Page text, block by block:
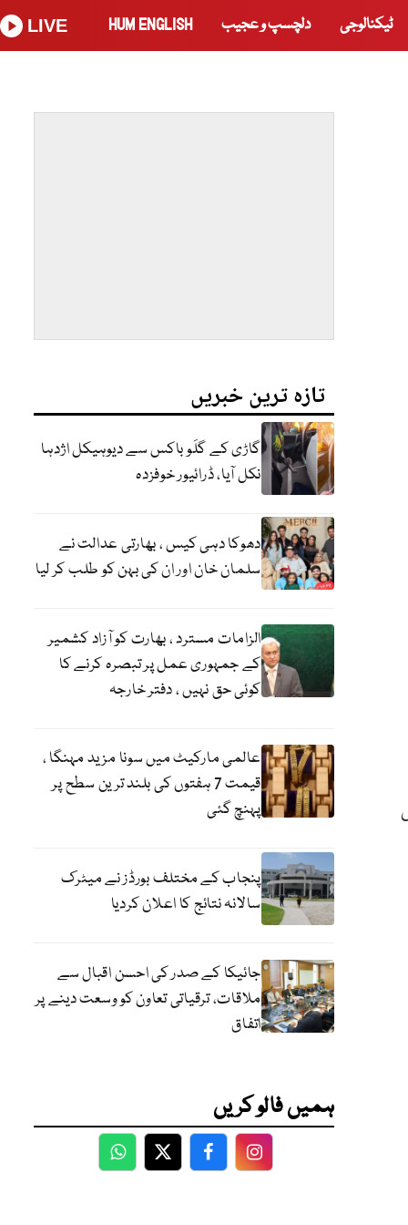
ٹیکنالوجی دلچسپ و عجیب HUM ENGLISH
LIVE
تازہ ترین خبریں
گاڑی کے گلَو باکس سے دیوہیکل اژدہا
نکل آیا، ڈرائیور خوفزدہ
دھوکا دہی کیس ، بھارتی عدالت نے
سلمان خان اور ان کی بہن کو طلب کر لیا
الزامات مسترد ، بھارت کو آزاد کشمیر
کے جمہوری عمل پر تبصرہ کرنے کا
کوئی حق نہیں ، دفتر خارجہ
عالمی مارکیٹ میں سونا مزید مہنگا ،
قیمت 7 ہفتوں کی بلند ترین سطح پر
پہنچ گئی
پنجاب کے مختلف بورڈز نے میٹرک
سالانہ نتائج کا اعلان کردیا
جائیکا کے صدر کی احسن اقبال سے
ملاقات، ترقیاتی تعاون کو وسعت دینے پر
اتفاق
ہمیں فالو کریں
WhatsApp
TwitterFacebookFacebook